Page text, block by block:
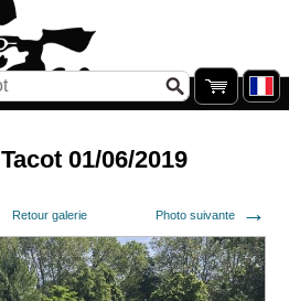
01/06/2019
Retour galerie Photo suivante